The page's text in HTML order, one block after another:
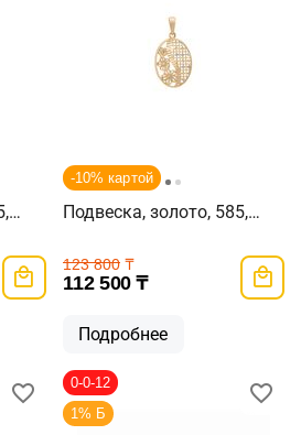
-10% картой
Подвеска, золото, 585,
123 800 ₸
112 500 ₸
Подробнее
0-0-12
1% Б